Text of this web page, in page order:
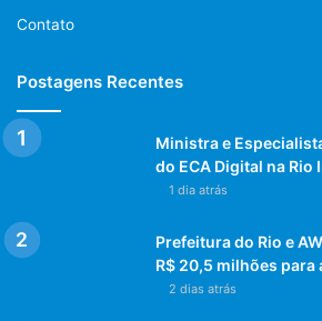
Contato
Postagens Recentes
Ministra e
do ECA Digital na Rio
1 dia atrás
Prefeitura do Rio e
R$ 20,5 milhões
2 dias atrás